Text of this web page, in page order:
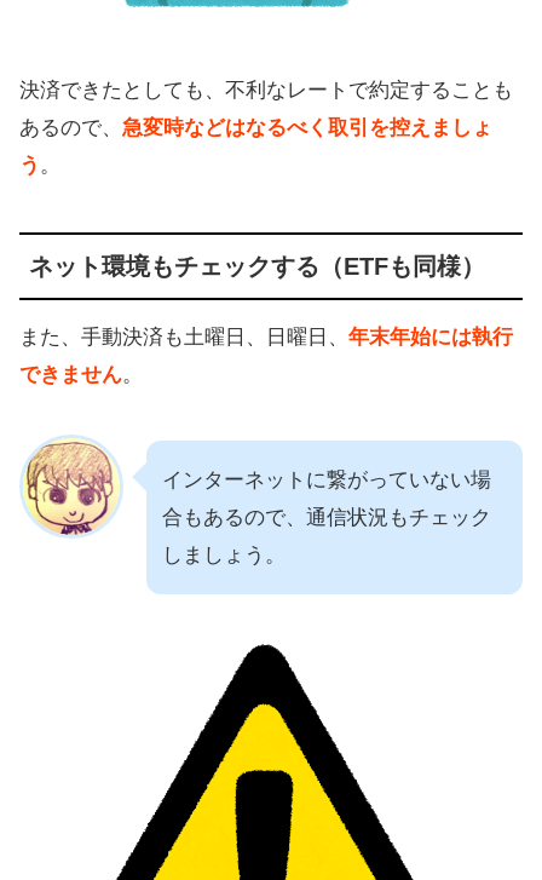
決済できたとしても、不利なレートで約定することも
あるので、 急変時などはなるべく取引を控えましょ
う 。
ネット環境もチェックする（ETFも同様）
また、手動決済も土曜日、日曜日、 年末年始には執行
できません。
インターネットに繋がっていない場
合もあるので、通信状況もチェック
しましょう。